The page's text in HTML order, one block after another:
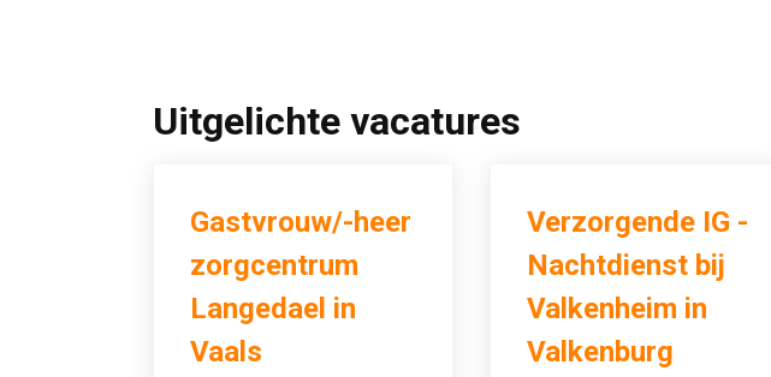
Uitgelichte vacatures
Gastvrouw/-heer
zorgcentrum
Langedael in
Vaals
Verzorgende IG -
Nachtdienst bij
Valkenheim in
Valkenburg